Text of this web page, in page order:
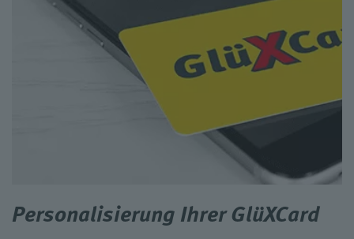
Personalisierung Ihrer GlüXCard